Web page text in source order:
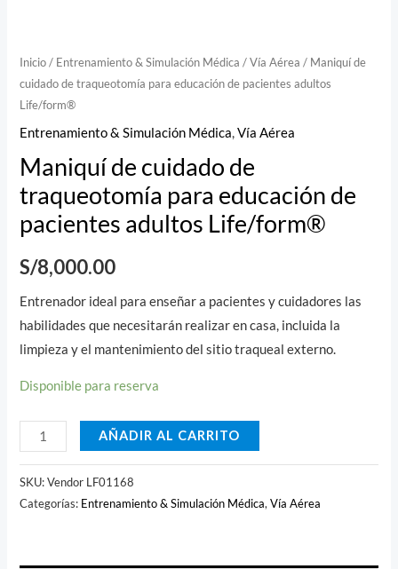
Inicio/ Entrenamiento & Simulación Médica /Vía Aérea / Maniquí de
cuidado de traqueotomía para educación de pacientes adultos
Life/form®
Entrenamiento & Simulación Médica,Vía Aérea
Maniquí de cuidado de
traqueotomía para educación de
pacientes adultos Life/form®
S/8,000.00
Entrenador ideal para enseñar a pacientes y cuidadores las
habilidades que necesitarán realizar en casa, incluida la
limpieza y el mantenimiento del sitio traqueal externo.
Disponible para reserva
AÑADIR AL CARRITO
SKU:Vendor LF01168
Categorías: Entrenamiento & Simulación Médica,Vía Aérea